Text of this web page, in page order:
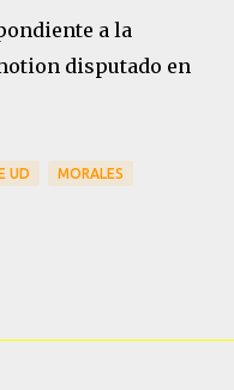
a la
disputado en
UD MORALES